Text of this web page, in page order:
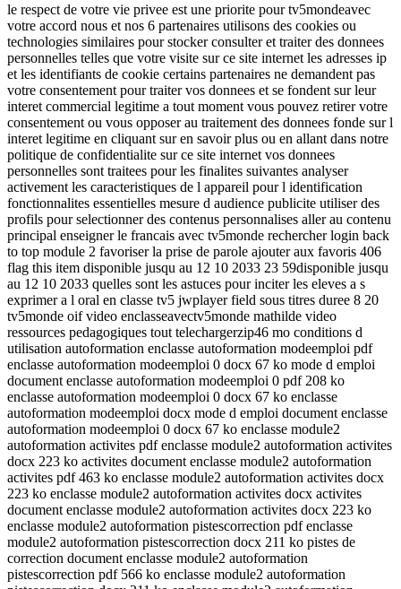
le respect de votre vie privee est une priorite pour tv5mondeavec
votre accord nous et nos 6 partenaires utilisons des cookies ou
technologies similaires pour stocker consulter et traiter des donnees
personnelles telles que votre visite sur ce site internet les adresses ip
et les identifiants de cookie certains partenaires ne demandent pas
votre consentement pour traiter vos donnees et se fondent sur leur
interet commercial legitime a tout moment vous pouvez retirer votre
consentement ou vous opposer au traitement des donnees fonde sur l
interet legitime en cliquant sur en savoir plus ou en allant dans notre
politique de confidentialite sur ce site internet vos donnees
personnelles sont traitees pour les finalites suivantes analyser
activement les caracteristiques de l appareil pour l identification
fonctionnalites essentielles mesure d audience publicite utiliser des
profils pour selectionner des contenus personnalises aller au contenu
principal enseigner le francais avec tv5monde rechercher login back
to top module 2 favoriser la prise de parole ajouter aux favoris 406
flag this item disponible jusqu au 12 10 2033 23 59disponible jusqu
au 12 10 2033 quelles sont les astuces pour inciter les eleves a s
exprimer a l oral en classe tv5 jwplayer field sous titres duree 8 20
tv5monde oif video enclasseavectv5monde mathilde video
ressources pedagogiques tout telechargerzip46 mo conditions d
utilisation autoformation enclasse autoformation modeemploi pdf
enclasse autoformation modeemploi 0 docx 67 ko mode d emploi
document enclasse autoformation modeemploi 0 pdf 208 ko
enclasse autoformation modeemploi 0 docx 67 ko enclasse
autoformation modeemploi docx mode d emploi document enclasse
autoformation modeemploi 0 docx 67 ko enclasse module2
autoformation activites pdf enclasse module2 autoformation activites
docx 223 ko activites document enclasse module2 autoformation
activites pdf 463 ko enclasse module2 autoformation activites docx
223 ko enclasse module2 autoformation activites docx activites
document enclasse module2 autoformation activites docx 223 ko
enclasse module2 autoformation pistescorrection pdf enclasse
module2 autoformation pistescorrection docx 211 ko pistes de
correction document enclasse module2 autoformation
pistescorrection pdf 566 ko enclasse module2 autoformation